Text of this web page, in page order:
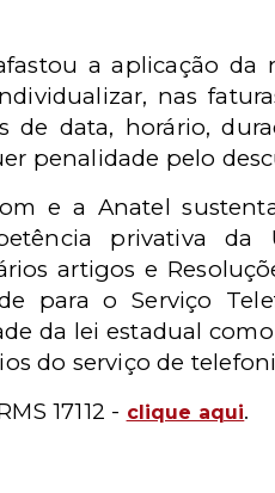
a aplicação da
nas
de data, horário,
penalidade pelo
e a Anatel
privativa da
artigos e
para o Serviço
da lei estadual
do serviço de
17112 - clique aqui.